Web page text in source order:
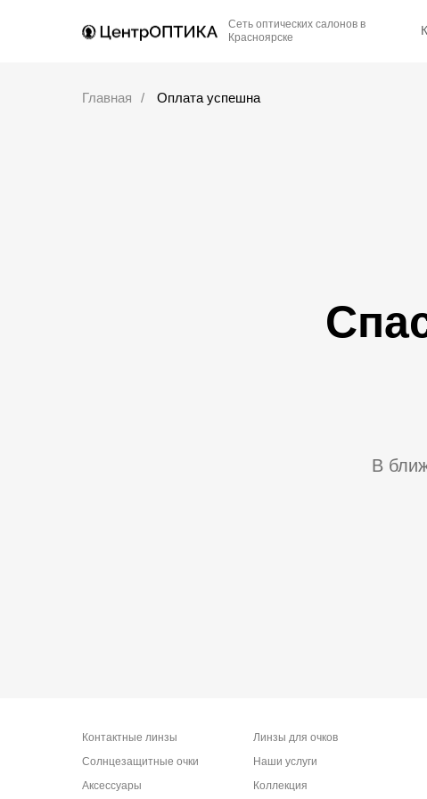
Сеть оптических салонов в
Красноярске
Главная / Оплата успешна
В
Контактные линзы
Солнцезащитные очки
Аксессуары
Линзы для очков
Наши услуги
Коллекция